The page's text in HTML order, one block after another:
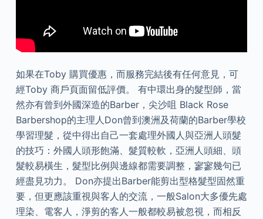
如果在Toby 購買優惠，而服務完結後有任何意見，可
經Toby 商戶頁面留低評價。 有中環出身的髮型師，當
然亦有曾到外國深造的Barber，尖沙咀 Black Rose
Barbershop的主理人Don曾到澳洲及荷蘭的Barber學校
學習理髮，從中得出自己一套處理外國人與亞洲人頭髮
的技巧：外國人頭形飽滿、髮質較軟，亞洲人頭細、頭
髮較易橫生，髮型比例與邊線都需要調整，寥寥幾句已
經盡見功力。 Don亦提出Barber能剪出型格髮型固然重
要，但更應該重視與客人的交流，一般Salon大多優先處
理染、電客人，淨剪的客人一般都較易被忽視，而相反